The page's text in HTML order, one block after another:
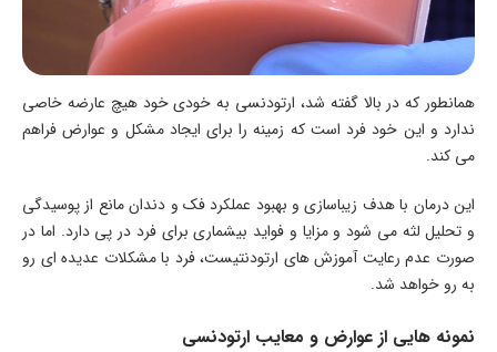
همانطور که در بالا گفته شد، ارتودنسی به خودی خود هیچ عارضه خاصی
ندارد و این خود فرد است که زمینه را برای ایجاد مشکل و عوارض فراهم
می کند.
این درمان با هدف زیباسازی و بهبود عملکرد فک و دندان مانع از پوسیدگی
و تحلیل لثه می شود و مزایا و فواید بیشماری برای فرد در پی دارد. اما در
صورت عدم رعایت آموزش های ارتودنتیست، فرد با مشکلات عدیده ای رو
به رو خواهد شد.
نمونه هایی از عوارض و معایب ارتودنسی